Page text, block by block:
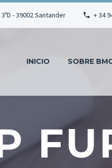
- 39002 Santander + 34
INICIO SOBRE